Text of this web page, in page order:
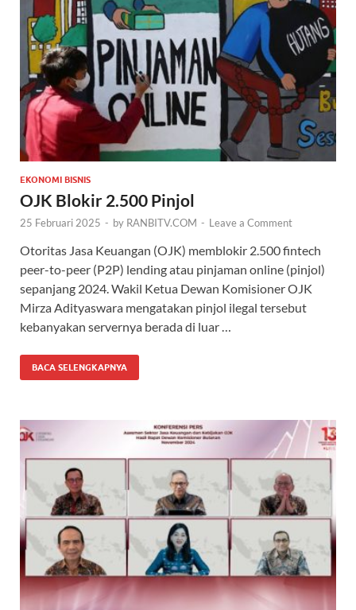
EKONOMI BISNIS
OJK Blokir 2.500 Pinjol
25 Februari 2025 - by RANBITV.COM - Leave a Comment
Otoritas Jasa Keuangan (OJK) memblokir 2.500 fintech
peer-to-peer (P2P) lending atau pinjaman online (pinjol)
sepanjang 2024. Wakil Ketua Dewan Komisioner OJK
Mirza Adityaswara mengatakan pinjol ilegal tersebut
kebanyakan servernya berada di luar …
BACA SELENGKAPNYA